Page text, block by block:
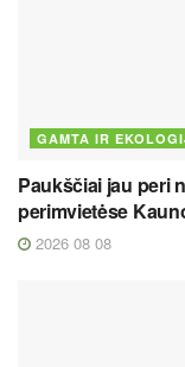
GAMTA IR
Paukščiai jau peri
perimvietėse
2026 08 08